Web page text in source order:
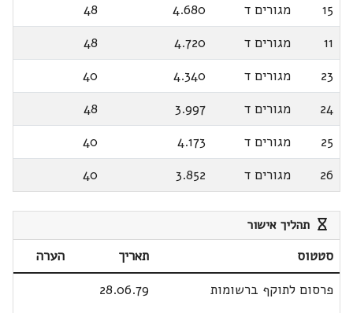
15
מגורים ד 4.680
48
11
מגורים ד 4.720
48
23
מגורים ד 4.340
40
24
מגורים ד 3.997
48
25
מגורים ד 4.173
40
26
מגורים ד 3.852
40
תהליך אישור
סטטוס תאריך
הערה
פרסום לתוקף ברשומות
28.06.79